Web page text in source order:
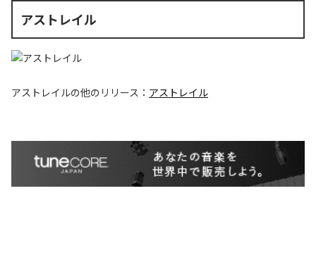
アストレイル
アストレイルの他のリリース： アストレイル